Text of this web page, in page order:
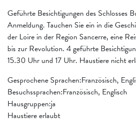
Geführte Besichtigungen des Schlosses
Anmeldung. Tauchen Sie ein in die
der Loire in der Region Sancerre, eine
bis zur Revolution. 4 geführte
15.30 Uhr und 17 Uhr. Haustiere nicht
Gesprochene Sprachen:Französisch,
Besuchssprachen:Französisch, Englisch
Hausgruppen:ja
Haustiere erlaubt